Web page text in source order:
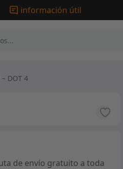
información útil
DOT 4
de envío gratuito a toda